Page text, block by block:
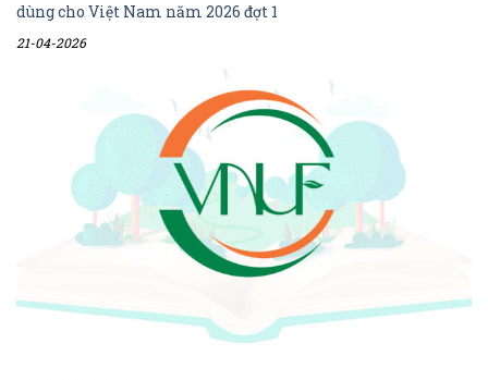
dùng cho Việt Nam năm 2026 đợt 1
21-04-2026